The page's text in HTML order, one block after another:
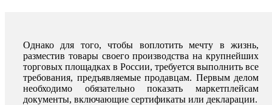
Однако для того, чтобы воплотить мечту в жизнь,
разместив товары своего производства на крупнейших
торговых площадках в России, требуется выполнить все
требования, предъявляемые продавцам. Первым делом
необходимо обязательно показать маркетплейсам
документы, включающие сертификаты или декларации.